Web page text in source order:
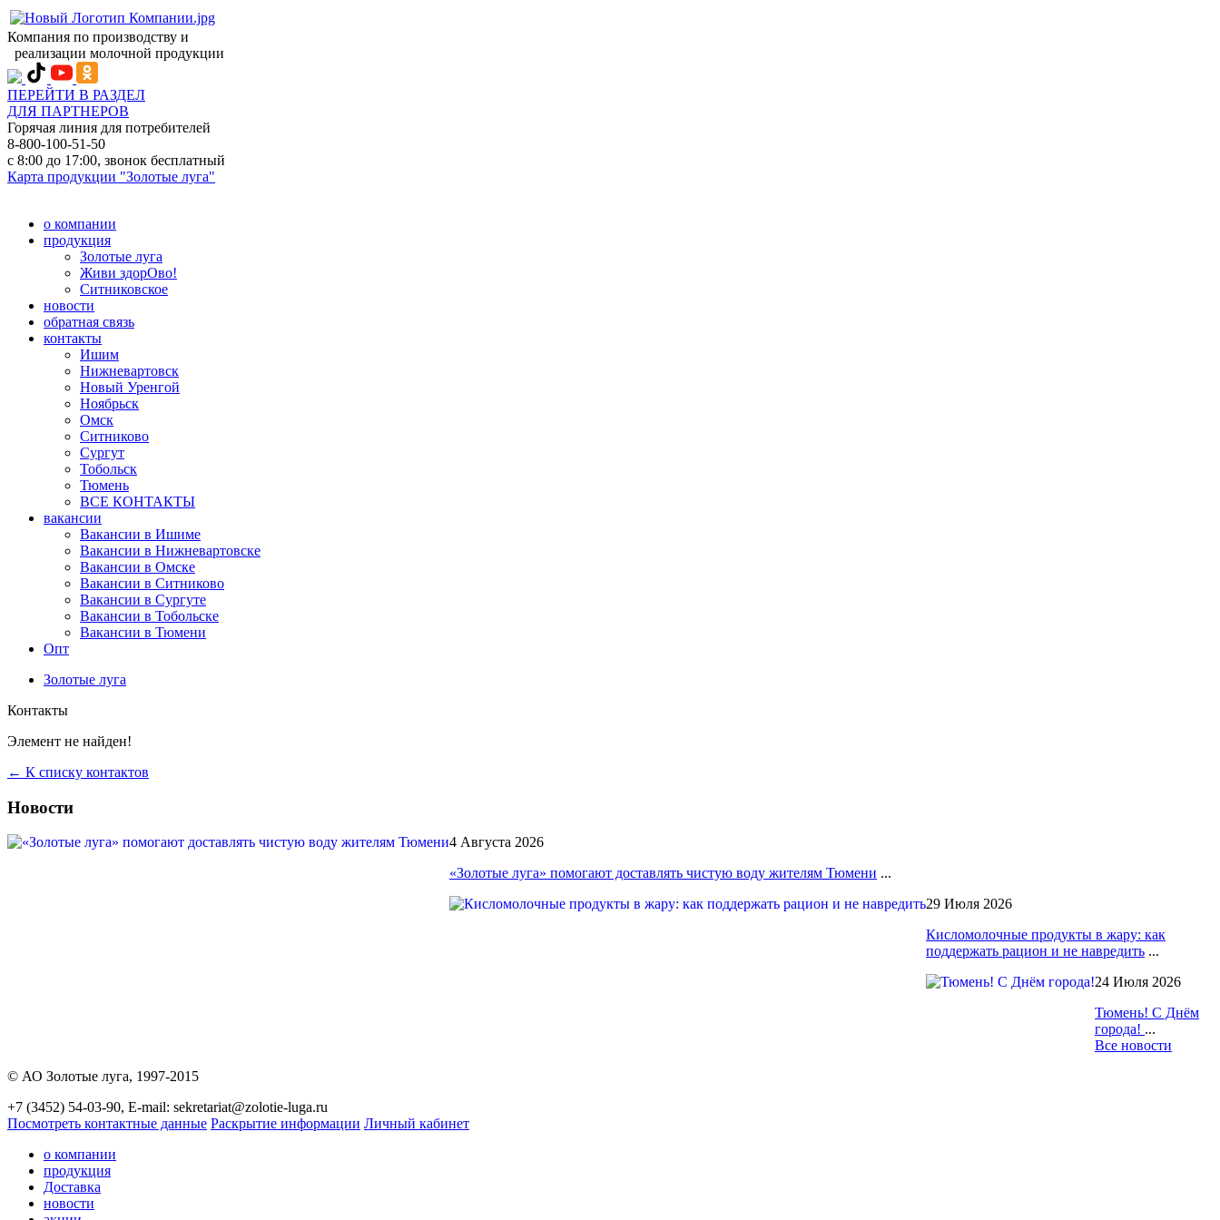
Компания по производству и
реализации молочной продукции
ПЕРЕЙТИ В РАЗДЕЛ
ДЛЯ ПАРТНЕРОВ
Горячая линия для потребителей
8-800-100-51-50
с 8:00 до 17:00, звонок бесплатный
Карта продукции "Золотые луга"
о компании
продукция
Золотые луга
Живи здорОво!
Ситниковское
новости
обратная связь
контакты
Ишим
Нижневартовск
Новый Уренгой
Ноябрьск
Омск
Ситниково
Сургут
Тобольск
Тюмень
ВСЕ КОНТАКТЫ
вакансии
Вакансии в Ишиме
Вакансии в Нижневартовске
Вакансии в Омске
Вакансии в Ситниково
Вакансии в Сургуте
Вакансии в Тобольске
Вакансии в Тюмени
Опт
Золотые луга
Контакты
Элемент не найден!
← К списку контактов
Новости
4 Августа 2026
«Золотые луга» помогают доставлять чистую воду жителям Тюмени ...
29 Июля 2026
Кисломолочные продукты в жару: как
поддержать рацион и не навредить ...
24 Июля 2026
Тюмень! С Днём
города! ...
Все новости
© АО Золотые луга, 1997-2015
+7 (3452) 54-03-90, E-mail: sekretariat@zolotie-luga.ru
Посмотреть контактные данные Раскрытие информации Личный кабинет
о компании
продукция
Доставка
новости